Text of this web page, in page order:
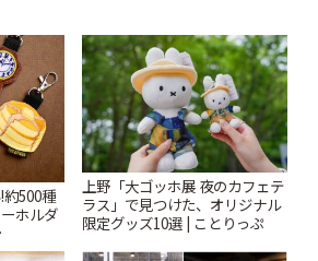
約500種
ホルダ
とりっ
上野「大ゴッホ展 夜のカフェテ
ラス」で見つけた、オリジナル
限定グッズ10選 | ことりっぷ